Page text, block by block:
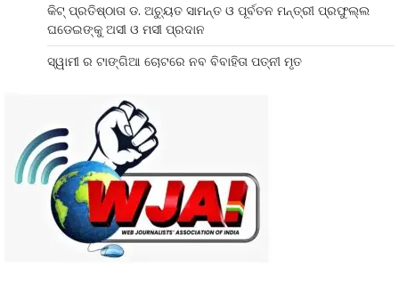
କିଟ୍ ପ୍ରତିଷ୍ଠାତା ଡ. ଅଚୁ୍ୟତ ସାମନ୍ତ ଓ ପୂର୍ବତନ ମନ୍ତ୍ରୀ ପ୍ରଫୁଲ୍ଲ
ଘଡେଇଙ୍କୁ ଅସୀ ଓ ମସୀ ପ୍ରଦାନ
ସ୍ୱାମୀ ର ଟାଙ୍ଗିଆ ଚୋଟରେ ନବ ବିବାହିତା ପତ୍ନୀ ମୃତ